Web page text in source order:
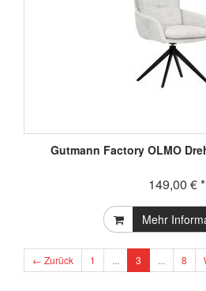
Gutmann Factory OLMO
149,00 € *
Mehr
← Zurück 1 ... 3 ... 8